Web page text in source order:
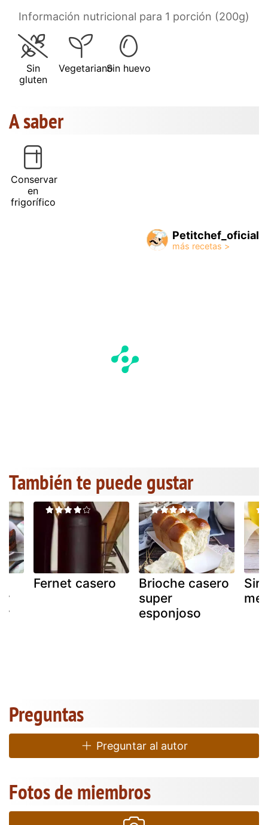
Información nutricional para 1 porción (200g)
Sin
gluten
VegetarianoSin huevo
A saber
Conservar
en
frigorífico
Petitchef_oficial
También te puede gustar
Fernet casero
Brioche casero
super
esponjoso
Preguntas
Preguntar al autor
Fotos de miembros